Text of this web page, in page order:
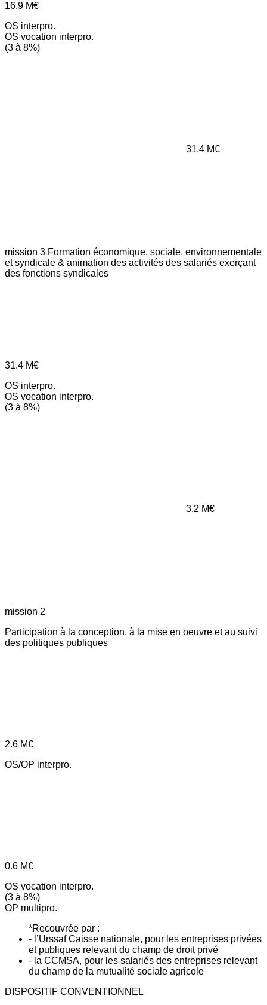
16.9 M€
OS interpro.
OS vocation interpro.
(3 à 8%)
31.4 M€
mission 3 Formation économique, sociale, environnementale
et syndicale & animation des activités des salariés exerçant
des fonctions syndicales
31.4 M€
OS interpro.
OS vocation interpro.
(3 à 8%)
3.2 M€
mission 2
Participation à la conception, à la mise en oeuvre et au suivi
des politiques publiques
2.6 M€
OS/OP interpro.
0.6 M€
OS vocation interpro.
(3 à 8%)
OP multipro.
*Recouvrée par :
- l’Urssaf Caisse nationale, pour les entreprises privées
et publiques relevant du champ de droit privé
- la CCMSA, pour les salariés des entreprises relevant
du champ de la mutualité sociale agricole
DISPOSITIF CONVENTIONNEL